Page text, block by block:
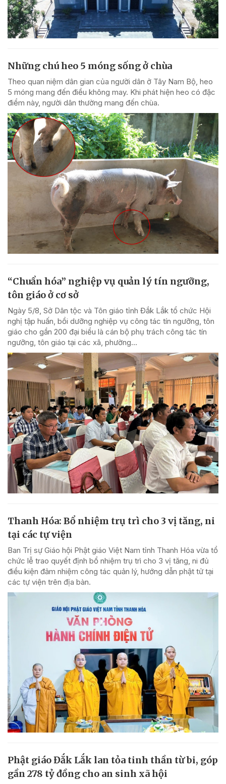
Những chú heo 5 móng sống ở chùa
Theo quan niệm dân gian của người dân ở Tây Nam Bộ, heo
5 móng mang đến điều không may. Khi phát hiện heo có đặc
điểm này, người dân thường mang đến chùa.
“Chuẩn hóa” nghiệp vụ quản lý tín ngưỡng,
tôn giáo ở cơ sở
Ngày 5/8, Sở Dân tộc và Tôn giáo tỉnh Đắk Lắk tổ chức Hội
nghị tập huấn, bồi dưỡng nghiệp vụ công tác tín ngưỡng, tôn
giáo cho gần 200 đại biểu là cán bộ phụ trách công tác tín
ngưỡng, tôn giáo tại các xã, phường...
Thanh Hóa: Bổ nhiệm trụ trì cho 3 vị tăng, ni
tại các tự viện
Ban Trị sự Giáo hội Phật giáo Việt Nam tỉnh Thanh Hóa vừa tổ
chức lễ trao quyết định bổ nhiệm trụ trì cho 3 vị tăng, ni đủ
điều kiện đảm nhiệm công tác quản lý, hướng dẫn phật tử tại
các tự viện trên địa bàn.
Phật giáo Đắk Lắk lan tỏa tinh thần từ bi, góp
gần 278 tỷ đồng cho an sinh xã hội